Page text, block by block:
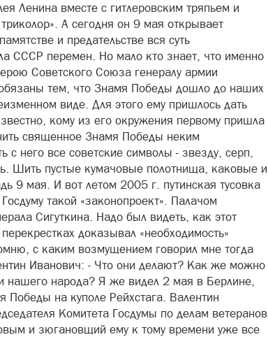
Ленина вместе с гитлеровским тряпьем и
А сегодня он 9 мая открывает
и предательстве вся суть
СССР перемен. Но мало кто знает, что именно
Советского Союза генералу армии
тем, что Знамя Победы дошло до наших
виде. Для этого ему пришлось дать
кому из его окружения первому пришла
священное Знамя Победы неким
с него все советские символы - звезду, серп,
Шить пустые кумачовые полотнища, каковые и
9 мая. И вот летом 2005 г. путинская тусовка
такой «законопроект». Палачом
Сигуткина. Надо был видеть, как этот
доказывал «необходимость»
с каким возмущением говорил мне тогда
Иванович: - Что они делают? Как же можно
нашего народа? Я же видел 2 мая в Берлине,
Победы на куполе Рейхстага. Валентин
Комитета Госдумы по делам ветеранов
и зюгановщий ему к тому времени уже все